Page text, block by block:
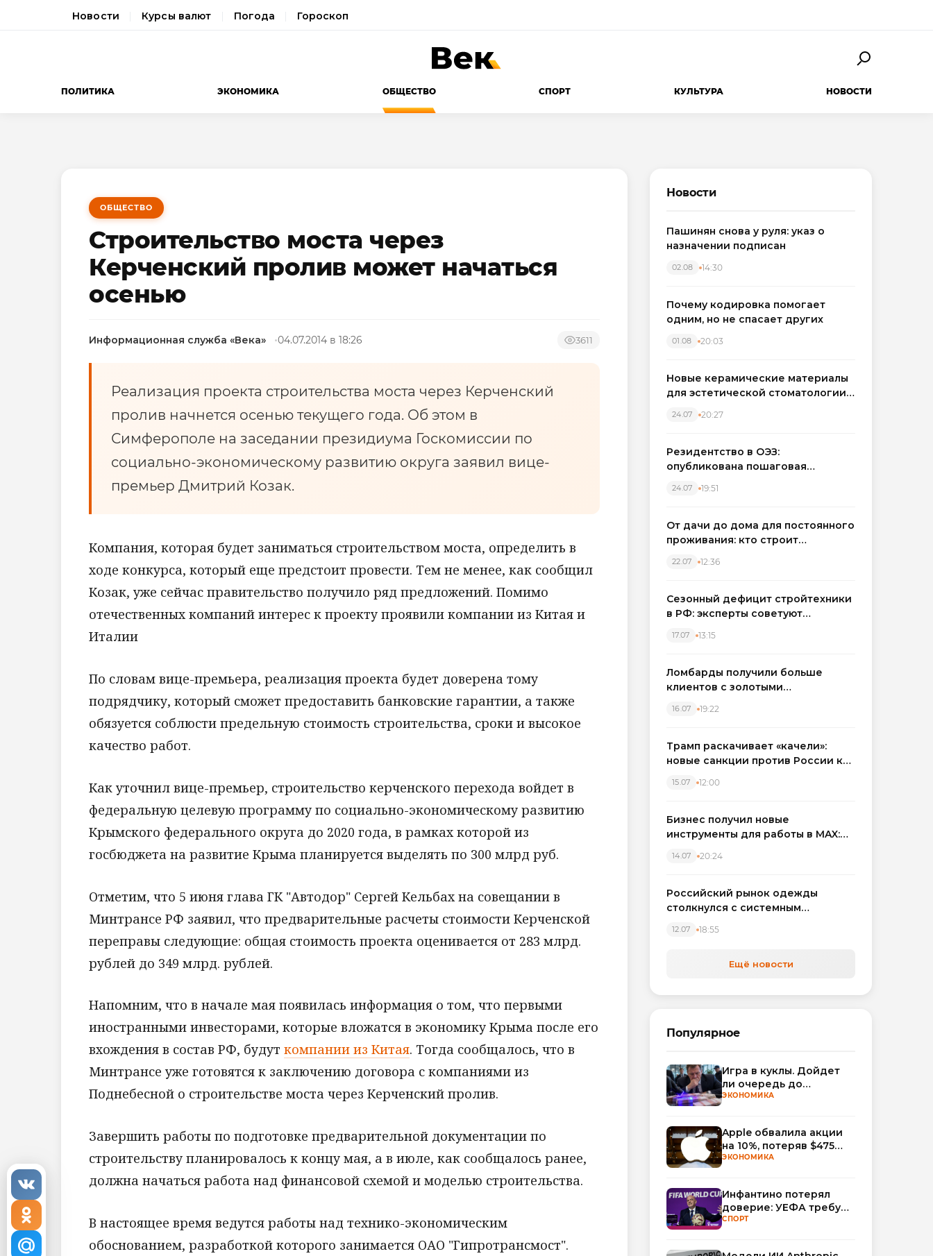
Новости Курсы валют Погода Гороскоп
ПОЛИТИКА ЭКОНОМИКА ОБЩЕСТВО СПОРТ КУЛЬТУРА НОВОСТИ
ОБЩЕСТВО
Строительство моста через
Керченский пролив может начаться
осенью
Информационная служба «Века» 04.07.2014 в 18:26 3611
Реализация проекта строительства моста через Керченский
пролив начнется осенью текущего года. Об этом в
Симферополе на заседании президиума Госкомиссии по
социально-экономическому развитию округа заявил вице-
премьер Дмитрий Козак.
Компания, которая будет заниматься строительством моста, определить в
ходе конкурса, который еще предстоит провести. Тем не менее, как сообщил
Козак, уже сейчас правительство получило ряд предложений. Помимо
отечественных компаний интерес к проекту проявили компании из Китая и
Италии
По словам вице-премьера, реализация проекта будет доверена тому
подрядчику, который сможет предоставить банковские гарантии, а также
обязуется соблюсти предельную стоимость строительства, сроки и высокое
качество работ.
Как уточнил вице-премьер, строительство керченского перехода войдет в
федеральную целевую программу по социально-экономическому развитию
Крымского федерального округа до 2020 года, в рамках которой из
госбюджета на развитие Крыма планируется выделять по 300 млрд руб.
Отметим, что 5 июня глава ГК "Автодор" Сергей Кельбах на совещании в
Минтрансе РФ заявил, что предварительные расчеты стоимости Керченской
переправы следующие: общая стоимость проекта оценивается от 283 млрд.
рублей до 349 млрд. рублей.
Напомним, что в начале мая появилась информация о том, что первыми
иностранными инвесторами, которые вложатся в экономику Крыма после его
вхождения в состав РФ, будут компании из Китая. Тогда сообщалось, что в
Минтрансе уже готовятся к заключению договора с компаниями из
Поднебесной о строительстве моста через Керченский пролив.
Завершить работы по подготовке предварительной документации по
строительству планировалось к концу мая, а в июле, как сообщалось ранее,
должна начаться работа над финансовой схемой и моделью строительства.
В настоящее время ведутся работы над технико-экономическим
обоснованием, разработкой которого занимается ОАО "Гипротрансмост".
Новости
Пашинян снова у руля: указ о
назначении подписан
02.08 14:30
Почему кодировка помогает
одним, но не спасает других
01.08 20:03
Новые керамические материалы
для эстетической стоматологии
24.07 20:27
Резидентство в ОЭЗ:
опубликована пошаговая
налоговых льгот для инвесторов
24.07 19:51
От дачи до дома для постоянного
проживания: кто строит
Западном регионе
22.07 12:36
Сезонный дефицит стройтехники
в РФ: эксперты советуют
17.07 13:15
Ломбарды получили больше
клиентов с золотыми
вырос на фоне подорожания
16.07 19:22
Трамп раскачивает «качели»:
новые санкции против России как
15.07 12:00
Бизнес получил новые
инструменты для работы в MAX:
автоматизируют обработку
14.07 20:24
Российский рынок одежды
столкнулся с системным
12.07 18:55
Ещё новости
Популярное
Игра в куклы. Дойдет
ли очередь до
Миллера?
ЭКОНОМИКА
Apple обвалила акции
на 10%, потеряв $475
млрд капитализации
ЭКОНОМИКА
Инфантино потерял
доверие: УЕФА требует
смены руководства
СПОРТ